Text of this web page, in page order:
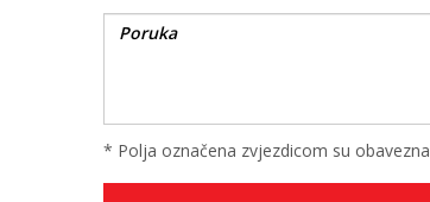
* Polja označena zvjezdicom su obavezna